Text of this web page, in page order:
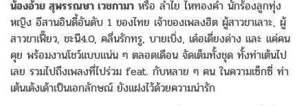
น้องอ้าย สุพรรณษา เวชกามา หรือ ลำไย ไหทองคำ นักร้องลูกทุ่ง
หญิง อีสานอินดี้อันดับ 1 ของไทย เจ้าของเพลงฮิต ผู้สาวขาเลาะ, ผู้
สาวขาเฟี๊ยว, ชะนี4.0, คลื่นรักทรู, บายเบิ่ง, เด๋อเดี่ยงด่าง และ แค่คน
คุย พร้อมงานโชว์แบบแน่น ๆ ตลอดเดือน จัดเต็มทั้งชุด ทั้งท่าเต้นไป
เลย รวมไปถึงเพลงที่ไปร่วม feat. กับหลาย ๆ คน ในความเซ็กซี่ ท่า
เต้นเด้งเด้าเป็นเอกลักษณ์ ยังแฝงไว้ด้วยความน่ารัก